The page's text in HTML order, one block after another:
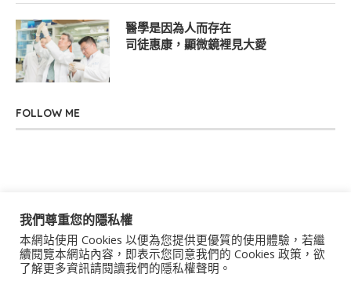
醫學是因為人而存在
司徒惠康，顯微鏡裡見大愛
FOLLOW ME
關於我們 聯絡我們 服務條款 隱私權政策
著作權聲明 作者群
我們尊重您的隱私權
本網站使用 Cookies 以便為您提供更優質的使用體驗，若繼
續閱覽本網站內容，即表示您同意我們的 Cookies 政策，欲
了解更多資訊請閱讀我們的隱私權聲明。